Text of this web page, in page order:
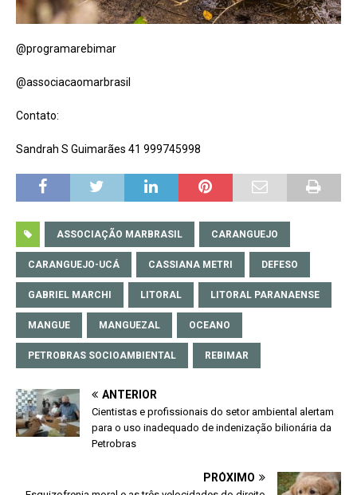
@programarebimar
@associacaomarbrasil
Contato:
Sandrah S Guimarães 41 999745998
ASSOCIAÇÃO MARBRASIL CARANGUEJO
CARANGUEJO-UCÁ CASSIANA METRI DEFESO
GABRIEL MARCHI LITORAL LITORAL PARANAENSE
MANGUE MANGUEZAL OCEANO
PETROBRAS SOCIOAMBIENTAL REBIMAR
ANTERIOR
Cientistas e profissionais do setor ambiental alertam
para o uso inadequado de indenização bilionária da
Petrobras
PRÓXIMO